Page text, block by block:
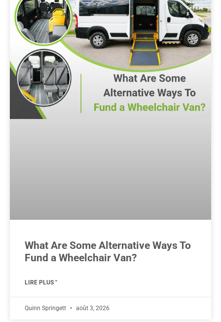
What Are Some Alternative Ways To
Fund a Wheelchair Van?
LIRE PLUS "
Quinn Springett août 3, 2026